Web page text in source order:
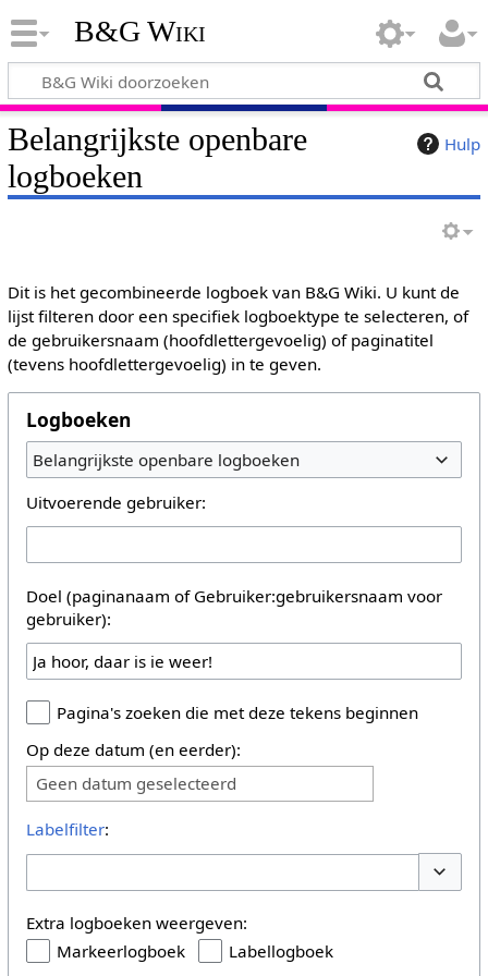
B&G Wiki
Hulp
Belangrijkste openbare
logboeken
Dit is het gecombineerde logboek van B&G Wiki. U kunt de
lijst filteren door een specifiek logboektype te selecteren, of
de gebruikersnaam (hoofdlettergevoelig) of paginatitel
(tevens hoofdlettergevoelig) in te geven.
Logboeken
Belangrijkste openbare logboeken
Uitvoerende gebruiker:
Doel (paginanaam of Gebruiker:gebruikersnaam voor
gebruiker):
Pagina's zoeken die met deze tekens beginnen
Op deze datum (en eerder):
Geen datum geselecteerd
Labelfilter:
Extra logboeken weergeven:
Markeerlogboek
Labellogboek